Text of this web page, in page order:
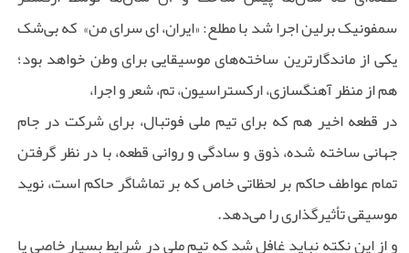
سمفونیک برلین اجرا شد با مطلع: «ایران، ای سرای من» که بی‌شک
یکی از ماندگارترین ساخته‌های موسیقایی برای وطن خواهد بود؛
هم از منظر آهنگسازی، ارکستراسیون، تم، شعر و اجرا،
در قطعه اخیر هم که برای تیم ملی فوتبال، برای شرکت در جام
جهانی ساخته شده، ذوق و سادگی و روانی قطعه، با در نظر گرفتن
تمام عواطف حاکم بر لحظاتی خاص که بر تماشاگر حاکم است، نوید
موسیقی تأثیرگذاری را می‌دهد.
و از این نکته نباید غافل شد که تیم ملی در شرایط بسیار خاصی پا